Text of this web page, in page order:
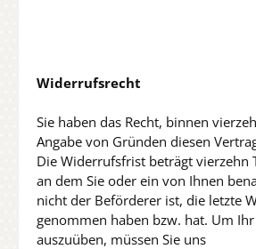
Widerrufsrecht
Sie haben das Recht, binnen
Angabe von Gründen diesen
Die Widerrufsfrist beträgt vierzehn
an dem Sie oder ein von Ihnen
nicht der Beförderer ist, die letzte
genommen haben bzw. hat. Um
auszuüben, müssen Sie uns